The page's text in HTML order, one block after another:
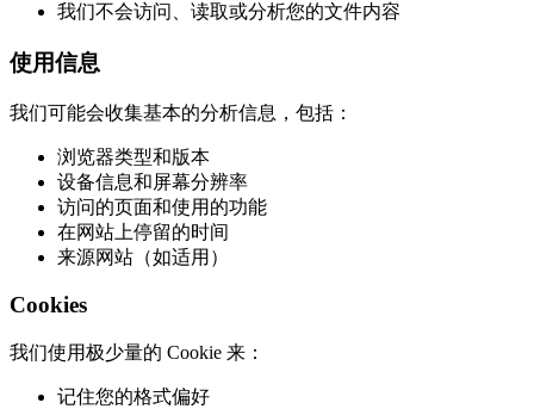
我们不会访问、读取或分析您的文件内容
使用信息
我们可能会收集基本的分析信息，包括：
浏览器类型和版本
设备信息和屏幕分辨率
访问的页面和使用的功能
在网站上停留的时间
来源网站（如适用）
Cookies
我们使用极少量的 Cookie 来：
记住您的格式偏好